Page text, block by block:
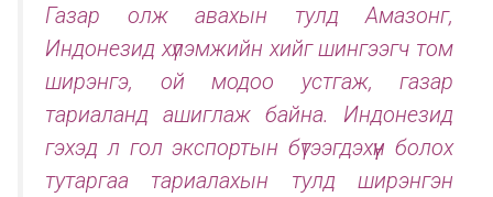
Газар олж авахын тулд Амазонг,
Индонезид хүлэмжийн хийг шингээгч том
ширэнгэ, ой модоо устгаж, газар
тариаланд ашиглаж байна. Индонезид
гэхэд л гол экспортын бүтээгдэхүүн болох
тутаргаа тариалахын тулд ширэнгэн